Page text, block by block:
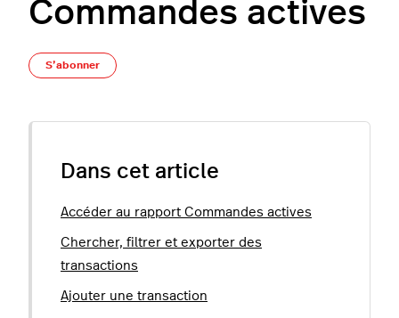
Commandes actives
S’abonner
Dans cet article
Accéder au rapport Commandes actives
Chercher, filtrer et exporter des
transactions
Ajouter une transaction